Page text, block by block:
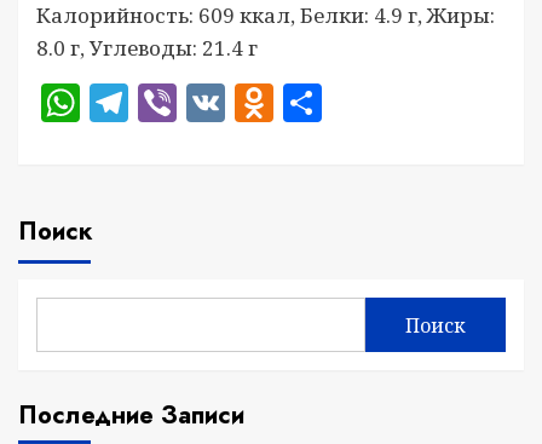
Калорийность: 609 ккал, Белки: 4.9 г, Жиры:
8.0 г, Углеводы: 21.4 г
WhatsApp
Telegram
Viber
VKOdnoklassniki
Поиск
Поиск
Последние Записи